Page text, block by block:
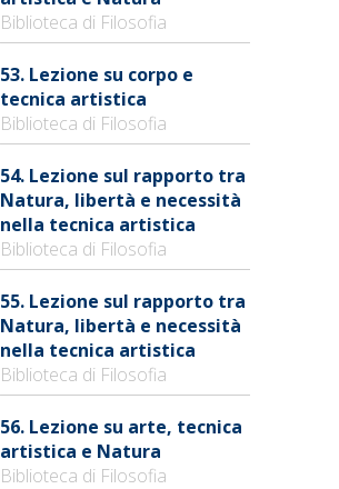
Biblioteca di Filosofia
53. Lezione su corpo e
tecnica artistica
Biblioteca di Filosofia
54. Lezione sul rapporto tra
Natura, libertà e necessità
nella tecnica artistica
Biblioteca di Filosofia
55. Lezione sul rapporto tra
Natura, libertà e necessità
nella tecnica artistica
Biblioteca di Filosofia
56. Lezione su arte, tecnica
artistica e Natura
Biblioteca di Filosofia